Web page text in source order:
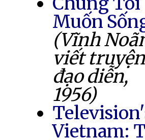
Muốn
(Vĩnh
viết
đạo diễn,
1956)
Vietnam: